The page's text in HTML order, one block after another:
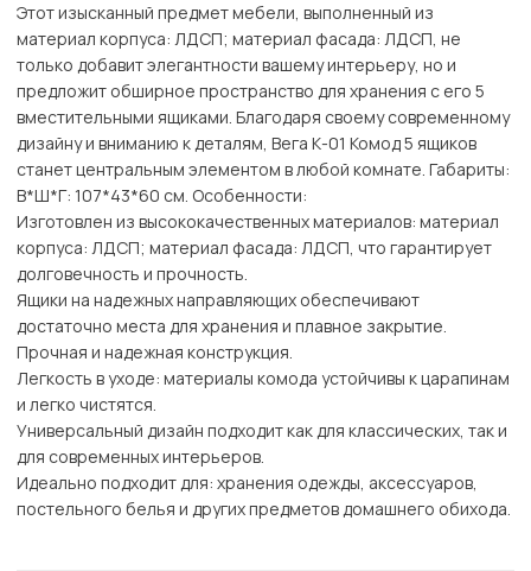
Этот изысканный предмет мебели, выполненный из
материал корпуса: ЛДСП; материал фасада: ЛДСП, не
только добавит элегантности вашему интерьеру, но и
предложит обширное пространство для хранения с его 5
вместительными ящиками. Благодаря своему современному
дизайну и вниманию к деталям, Вега К-01 Комод 5 ящиков
станет центральным элементом в любой комнате. Габариты:
В*Ш*Г: 107*43*60 см. Особенности:
Изготовлен из высококачественных материалов: материал
корпуса: ЛДСП; материал фасада: ЛДСП, что гарантирует
долговечность и прочность.
Ящики на надежных направляющих обеспечивают
достаточно места для хранения и плавное закрытие.
Прочная и надежная конструкция.
Легкость в уходе: материалы комода устойчивы к царапинам
и легко чистятся.
Универсальный дизайн подходит как для классических, так и
для современных интерьеров.
Идеально подходит для: хранения одежды, аксессуаров,
постельного белья и других предметов домашнего обихода.